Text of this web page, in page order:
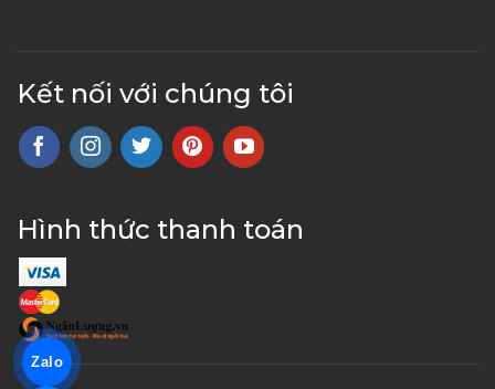
Kết nối với chúng tôi
Hình thức thanh toán
Zalo